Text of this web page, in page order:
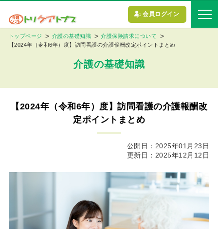
会員ログイン
トップページ 介護の基礎知識
介護保険請求について
【2024年（令和6年）度】訪問看護の介護報酬改定ポイントまとめ
介護の基礎知識
【2024年（令和6年）度】訪問看護の介護報酬改
定ポイントまとめ
公開日：2025年01月23日
更新日：2025年12月12日